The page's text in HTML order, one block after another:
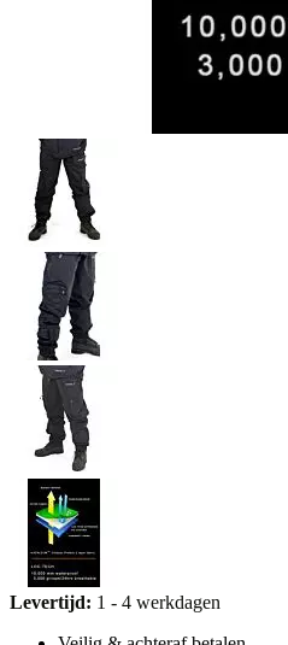
Levertijd: 1 - 4 werkdagen